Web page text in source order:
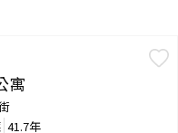
寓
41.7年